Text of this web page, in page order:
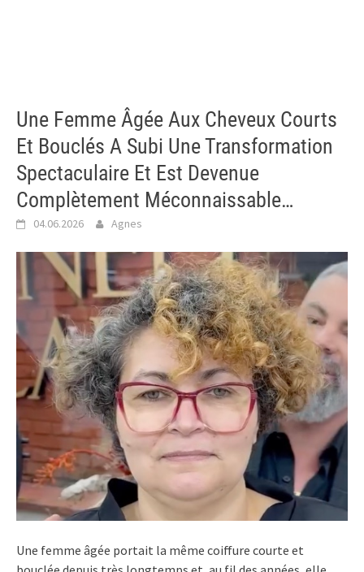
Une Femme Âgée Aux Cheveux Courts
Et Bouclés A Subi Une Transformation
Spectaculaire Et Est Devenue
Complètement Méconnaissable…
04.06.2026 Agnes
Une femme âgée portait la même coiffure courte et